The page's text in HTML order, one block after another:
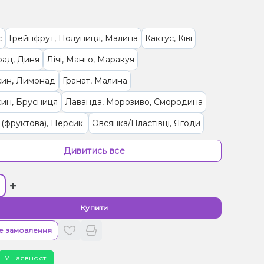
Грейпфрут, Полуниця, Малина
Кактус, Ківі
Диня
Лічі, Манго, Маракуя
Лимонад
Гранат, Малина
Брусниця
Лаванда, Морозиво, Смородина
Персик.
Овсянка/Пластівці, Ягоди
Ягоди
Ягоди
Кокос, Горіх, Вершки/Крем
Лайм, Чізкейк
Смородина
Ягоди
Малина
Апельсин, Манго, Персик
Чай
Ваніль, Кола
Дивитись все
+
Купити
замовлення
У наявності